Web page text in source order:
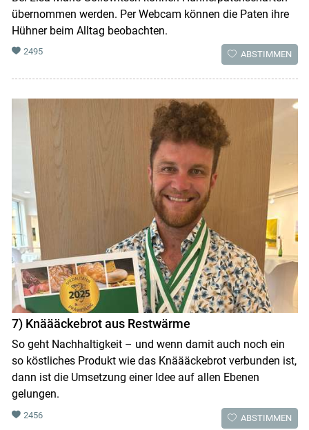
übernommen werden. Per Webcam können die Paten ihre
Hühner beim Alltag beobachten.
2495 ABSTIMMEN
7) Knäääckebrot aus Restwärme
So geht Nachhaltigkeit – und wenn damit auch noch ein
so köstliches Produkt wie das Knäääckebrot verbunden ist,
dann ist die Umsetzung einer Idee auf allen Ebenen
gelungen.
2456 ABSTIMMEN